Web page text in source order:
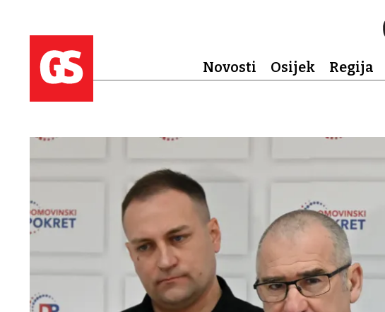
Novosti Osijek Regija